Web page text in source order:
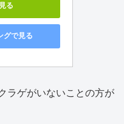
る
グで見る
ラゲがいないことの方が